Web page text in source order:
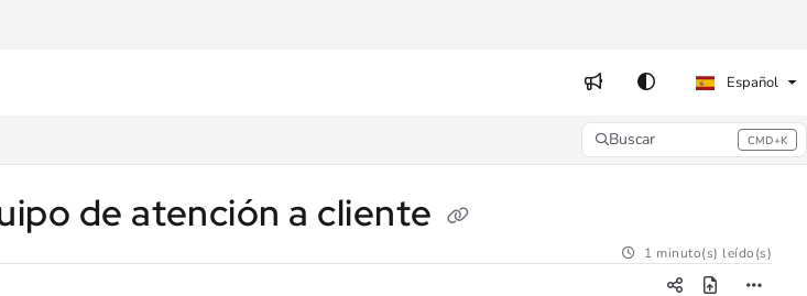
Español
Buscar CMD+K
Press CMD+K to open search
de atención a cliente
1 minuto(s) leído(s)